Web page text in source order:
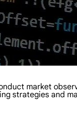
market
strategies and